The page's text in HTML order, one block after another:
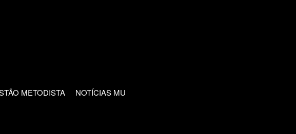
METODISTA NOTÍCIAS MU